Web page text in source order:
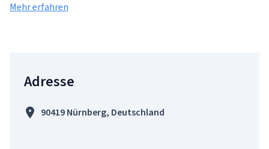
Mehr erfahren
Adresse
90419 Nürnberg, Deutschland